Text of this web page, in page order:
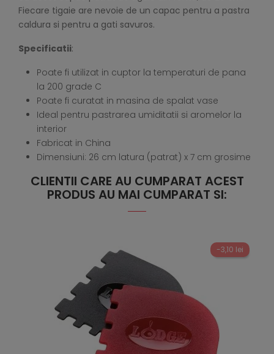
Fiecare tigaie are nevoie de un capac pentru a pastra
caldura si pentru a gati savuros.
Specificatii:
Poate fi utilizat in cuptor la temperaturi de pana
la 200 grade C
Poate fi curatat in masina de spalat vase
Ideal pentru pastrarea umiditatii si aromelor la
interior
Fabricat in China
Dimensiuni: 26 cm latura (patrat) x 7 cm grosime
CLIENTII CARE AU CUMPARAT ACEST
PRODUS AU MAI CUMPARAT SI:
-3,10 lei